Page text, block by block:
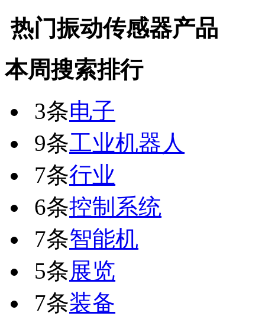
热门振动传感器产品
本周搜索排行
3条电子
9条工业机器人
7条行业
6条控制系统
7条智能机
5条展览
7条装备